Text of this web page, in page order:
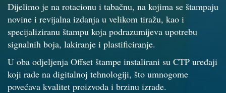
Dijelimo je na rotacionu i tabačnu, na kojima se štampaju
novine i revijalna izdanja u velikom tiražu, kao i
specijaliziranu štampu koja podrazumijeva upotrebu
signalnih boja, lakiranje i plastificiranje.
U oba odjeljenja Offset štampe instalirani su CTP uređaji
koji rade na digitalnoj tehnologiji, što umnogome
povećava kvalitet proizvoda i brzinu izrade.